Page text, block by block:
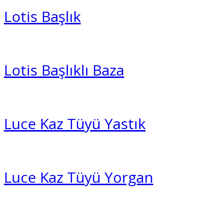
Lotis Başlık
Lotis Başlıklı Baza
Luce Kaz Tüyü Yastık
Luce Kaz Tüyü Yorgan